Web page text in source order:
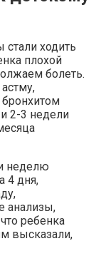
ходить
плохой
болеть.
бронхитом
2-3 недели
неделю
4 дня,
анализы,
ребенка
высказали,